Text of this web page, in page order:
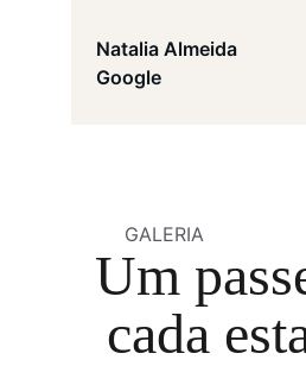
Natalia Almeida
Google
Um
cada
GALERIA